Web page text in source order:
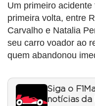
Um primeiro
primeira volta, entre
Carvalho e Natalia
seu carro voador ao
quem abandonou
Siga o
notícias da